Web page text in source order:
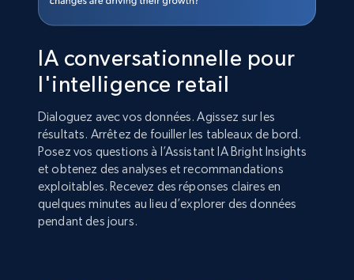
IA conversationnelle pour
l'intelligence retail
Dialoguez avec vos données. Agissez sur les
résultats. Arrêtez de fouiller les tableaux de bord.
Posez vos questions à l’Assistant IA Bright Insights
et obtenez des analyses et recommandations
exploitables. Recevez des réponses claires en
quelques minutes au lieu d’explorer des données
pendant des jours.